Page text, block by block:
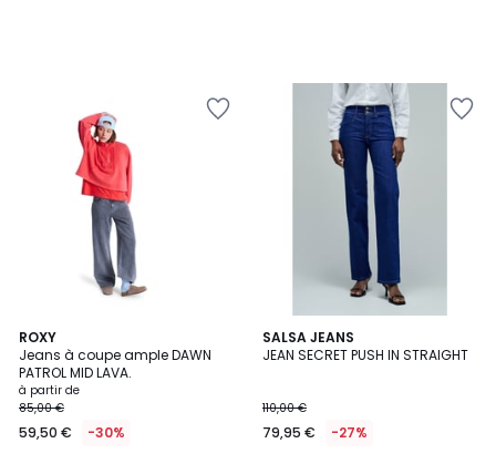
ROXY
Jeans à coupe ample DAWN
PATROL MID LAVA.
à partir de
85,00 €
59,50 € -30%
SALSA JEANS
JEAN SECRET PUSH IN STRAIGHT
110,00 €
79,95 € -27%